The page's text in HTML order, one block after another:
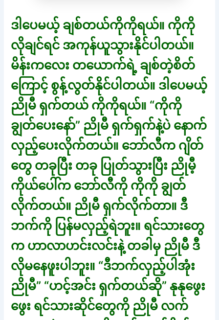
ဒါပေမယ့် ချစ်တယ်ကိုကိုရယ်။ ကိုကို
လိုချင်ရင် အကုန်ယူသွားနိုင်ပါတယ်။
မိန်းကလေး တယောက်ရဲ့ ချစ်တဲ့စိတ်
ကြောင့် စွန့်လွတ်နိုင်ပါတယ်။ ဒါပေမယ့်
ညိုမီ ရှက်တယ် ကိုကိုရယ်။ “ကိုကို
ချွတ်ပေးနော်” ညိုမီ ရှက်ရှက်နဲ့ပဲ နောက်
လှည့်ပေးလိုက်တယ်။ ဘော်လီက ဂျိတ်
တွေ တခုပြီး တခု ပြုတ်သွားပြီး ညိုမီ့
ကိုယ်ပေါ်က ဘော်လီကို ကိုကို ချွတ်
လိုက်တယ်။ ညိုမီ ရှက်လိုက်တာ။ ဒီ
ဘက်ကို ပြန်မလှည့်ရဲဘူး။ ရင်သားတွေ
က ဟာလာဟင်းလင်းနဲ့ တခါမှ ညိုမီ ဒီ
လိုမနေဖူးပါဘူး။ “ဒီဘက်လှည့်ပါအုံး
ညိုမီ” “ဟင့်အင်း ရှက်တယ်ဆို” နုနုဖွေး
ဖွေး ရင်သားဆိုင်တွေကို ညိုမီ လက်